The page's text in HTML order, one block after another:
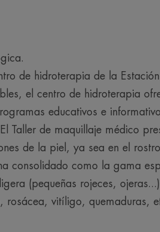
de hidroterapia de la
el centro de hidroterapia
educativos e
Taller de maquillaje médico
de la piel, ya sea en el
consolidado como la gama
(pequeñas rojeces,
rosácea, vitíligo, quemaduras,